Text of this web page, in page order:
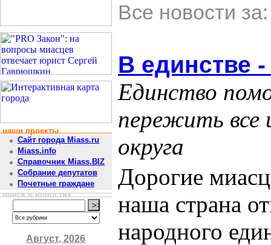
наши проекты
Сайт города Miass.ru
Miass.info
Справочник Miass.BIZ
Собрание депутатов
Почетные граждане
поиск в новостях
Август, 2026
Все новости
В единстве
Единство
пережить все
округа
Дорогие
наша страна
народного